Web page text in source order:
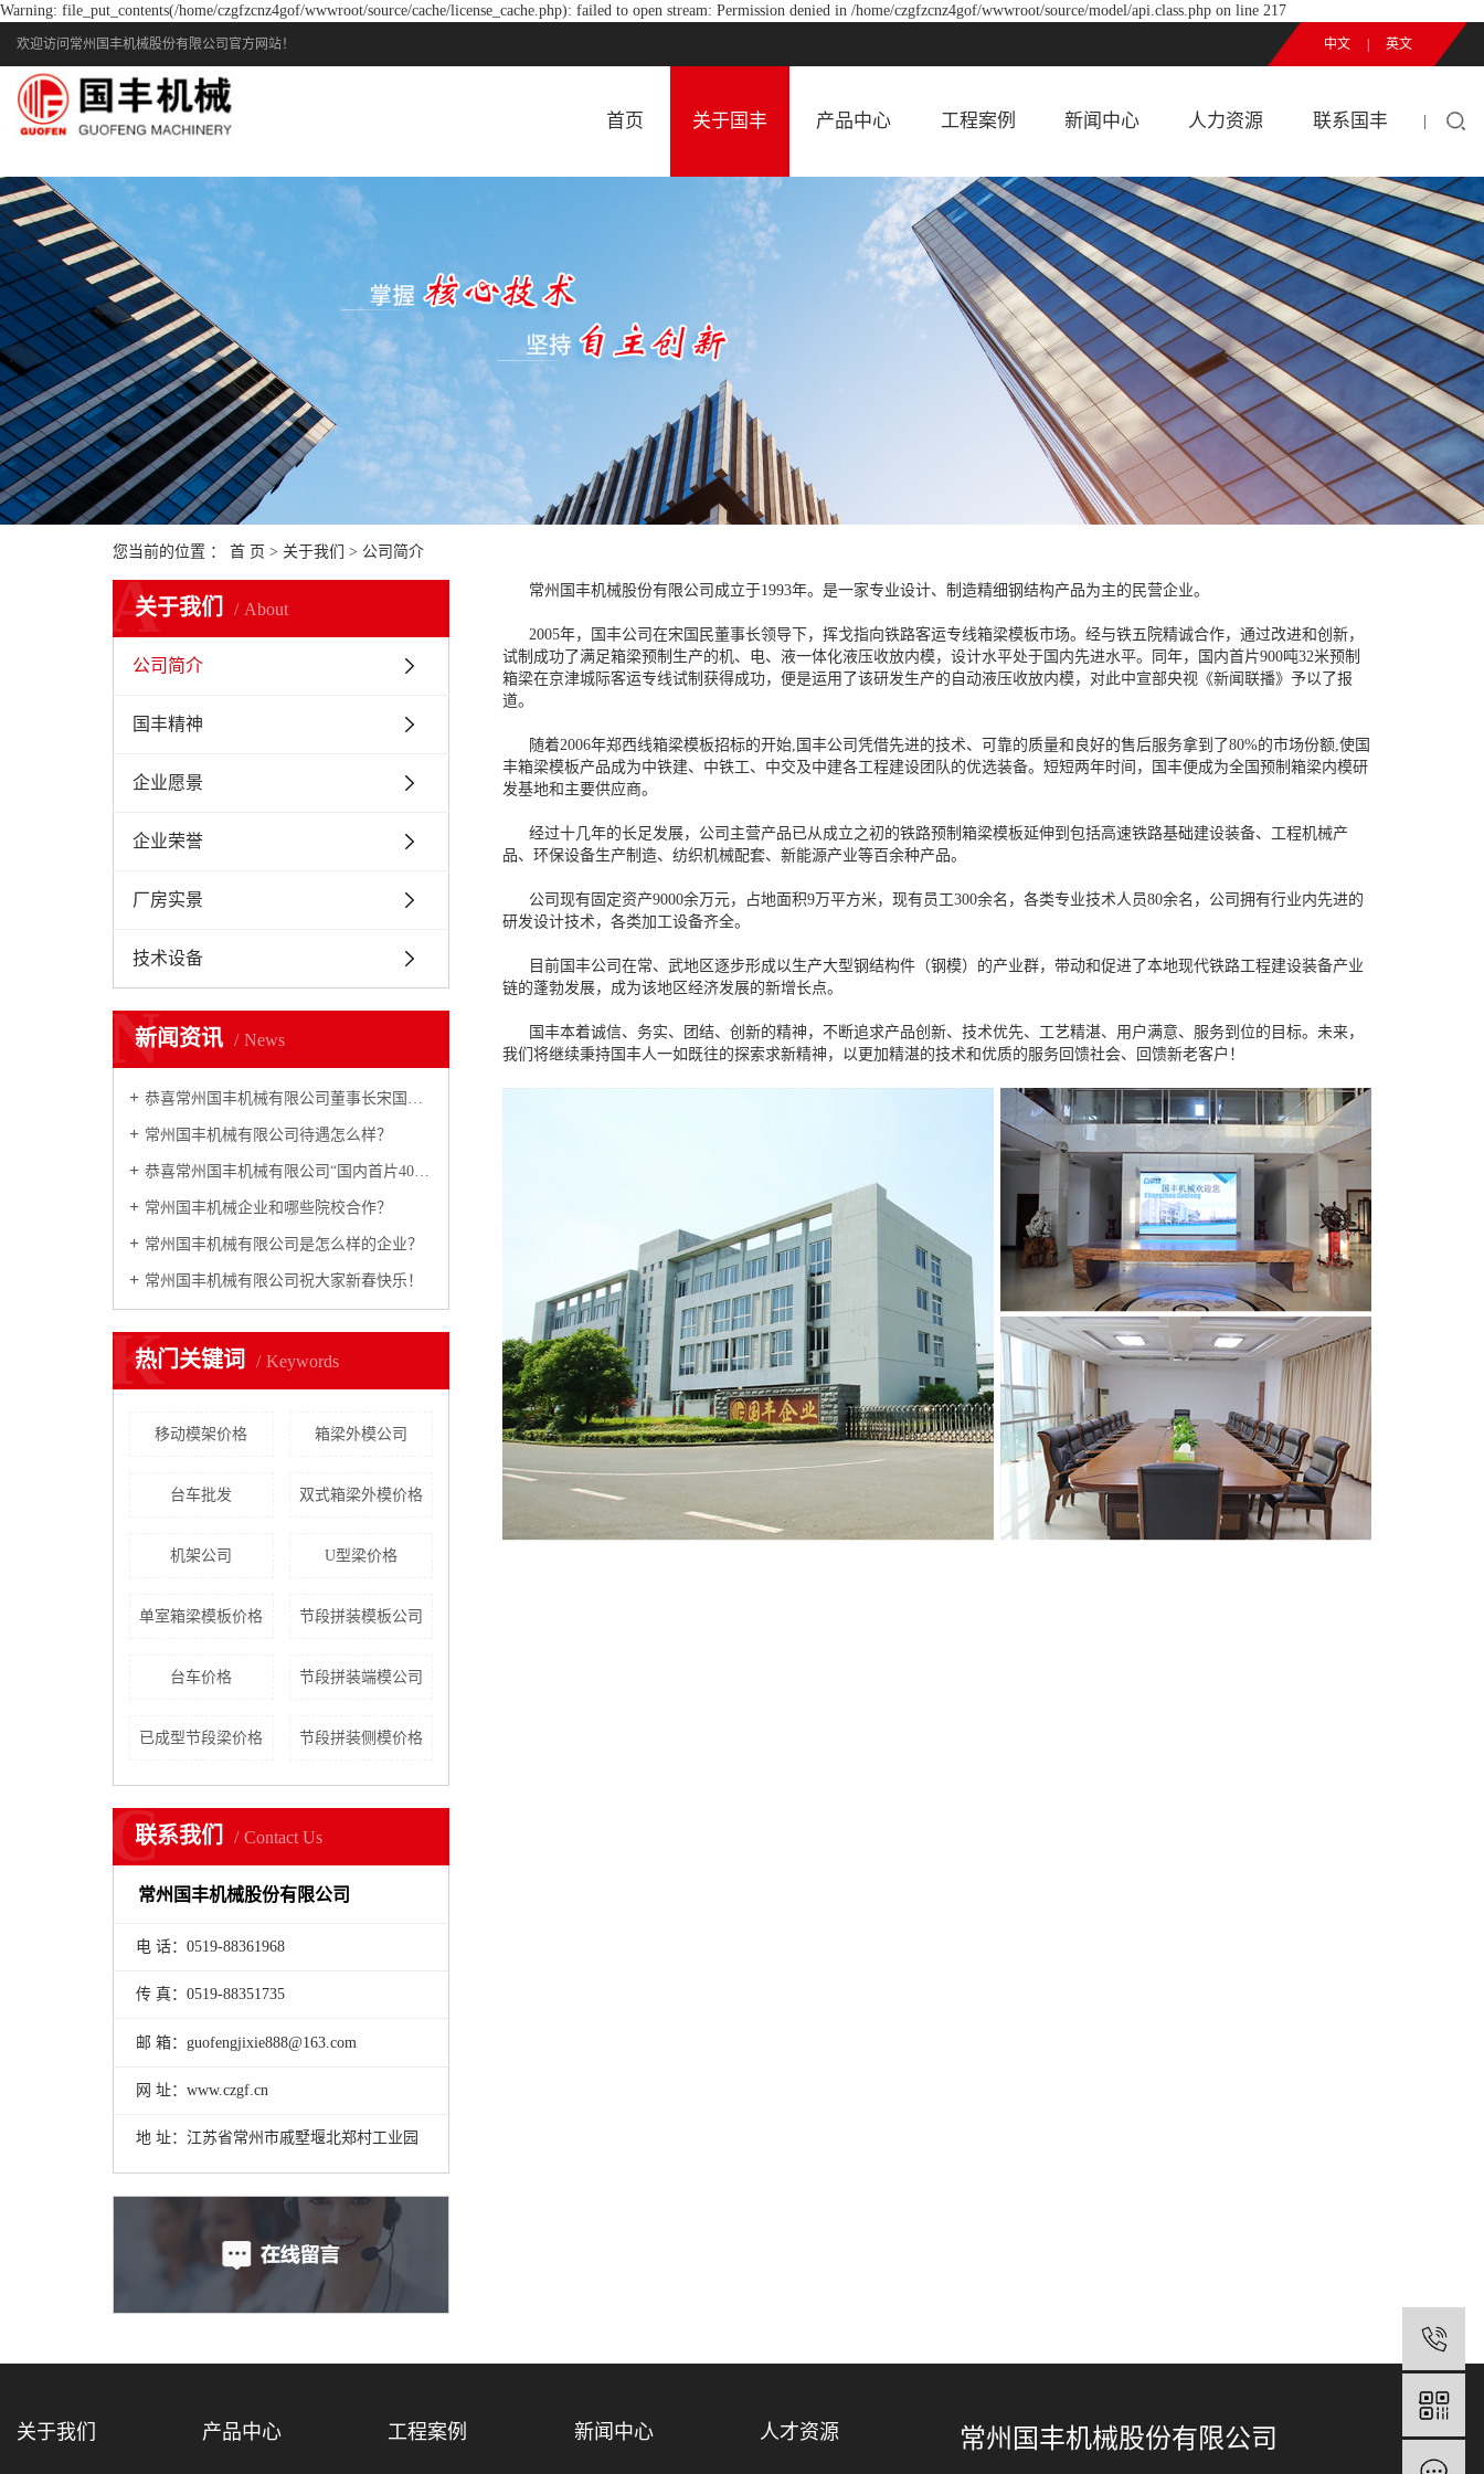
Warning: file_put_contents(/home/czgfzcnz4gof/wwwroot/source/cache/license_cache.php): failed to open stream: Permission denied in /home/czgfzcnz4gof/wwwroot/source/model/api.class.php on line 217
欢迎访问常州国丰机械股份有限公司官方网站！ 中文| 英文
首页 关于国丰 产品中心 工程案例 新闻中心 人力资源 联系国丰
您当前的位置 ： 首 页 > 关于我们 > 公司简介
关于我们 About
A
公司简介
国丰精神
企业愿景
企业荣誉
厂房实景
技术设备
新闻资讯 News
N
恭喜常州国丰机械有限公司董事长宋国民2007年铁路市场年度十大风云人物
常州国丰机械有限公司待遇怎么样？
恭喜常州国丰机械有限公司“国内首片40m预制箱梁全液压内模”研制成功
常州国丰机械企业和哪些院校合作？
常州国丰机械有限公司是怎么样的企业？
常州国丰机械有限公司祝大家新春快乐！
热门关键词 Keywords
K
移动模架价格 箱梁外模公司
台车批发 双式箱梁外模价格
机架公司 U型梁价格
单室箱梁模板价格 节段拼装模板公司
台车价格 节段拼装端模公司
已成型节段梁价格 节段拼装侧模价格
联系我们 Contact Us
C
常州国丰机械股份有限公司
电 话：0519-88361968
传 真：0519-88351735
邮 箱：guofengjixie888@163.com
网 址：www.czgf.cn
地 址：江苏省常州市戚墅堰北郑村工业园
常州国丰机械股份有限公司成立于1993年。是一家专业设计、制造精细钢结构产品为主的民营企业。
2005年，国丰公司在宋国民董事长领导下，挥戈指向铁路客运专线箱梁模板市场。经与铁五院精诚合作，通过改进和创新，
试制成功了满足箱梁预制生产的机、电、液一体化液压收放内模，设计水平处于国内先进水平。同年，国内首片900吨32米预制
箱梁在京津城际客运专线试制获得成功，便是运用了该研发生产的自动液压收放内模，对此中宣部央视《新闻联播》予以了报
道。
随着2006年郑西线箱梁模板招标的开始,国丰公司凭借先进的技术、可靠的质量和良好的售后服务拿到了80%的市场份额,使国
丰箱梁模板产品成为中铁建、中铁工、中交及中建各工程建设团队的优选装备。短短两年时间，国丰便成为全国预制箱梁内模研
发基地和主要供应商。
经过十几年的长足发展，公司主营产品已从成立之初的铁路预制箱梁模板延伸到包括高速铁路基础建设装备、工程机械产
品、环保设备生产制造、纺织机械配套、新能源产业等百余种产品。
公司现有固定资产9000余万元，占地面积9万平方米，现有员工300余名，各类专业技术人员80余名，公司拥有行业内先进的
研发设计技术，各类加工设备齐全。
目前国丰公司在常、武地区逐步形成以生产大型钢结构件（钢模）的产业群，带动和促进了本地现代铁路工程建设装备产业
链的蓬勃发展，成为该地区经济发展的新增长点。
国丰本着诚信、务实、团结、创新的精神，不断追求产品创新、技术优先、工艺精湛、用户满意、服务到位的目标。未来，
我们将继续秉持国丰人一如既往的探索求新精神，以更加精湛的技术和优质的服务回馈社会、回馈新老客户！
关于我们 产品中心 工程案例 新闻中心 人才资源 常州国丰机械股份有限公司